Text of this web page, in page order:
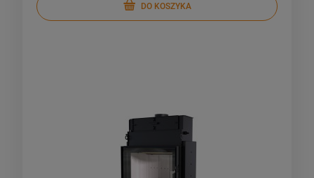
DO KOSZYKA